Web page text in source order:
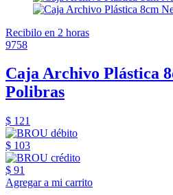
Recibilo en 2 horas
9758
Caja Archivo Plástica
Polibras
$ 121
$ 103
$ 91
Agregar a mi carrito